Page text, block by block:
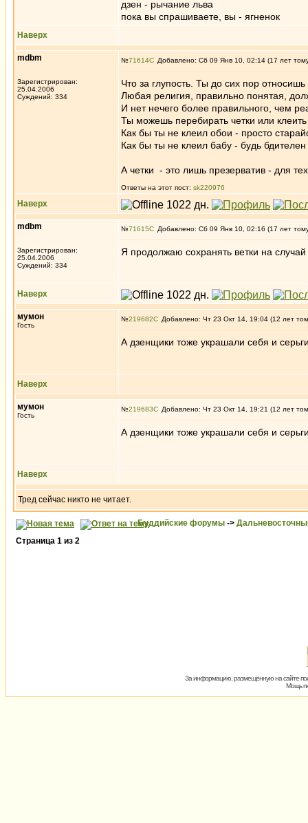
дзен - рычание льва
пока вы спрашиваете, вы - ягненок
Наверх
mdbm
Зарегистрирован:
25.04.2006
Суждений: 334
№71614 Добавлено: Сб 09 Янв 10, 02:14 (17 лет
Что за глупость. Ты до сих пор
Любая религия, правильно понятая,
И нет нечего более правильного, чем
Ты можешь перебирать четки или
Как бы ты не клеил обои - просто
Как бы ты не клеил бабу - будь бдителен
А четки - это лишь презерватив - для
Ответы на этот пост: sk220976
Наверх
mdbm
Зарегистрирован:
25.04.2006
Суждений: 334
№71615 Добавлено: Сб 09 Янв 10, 02:16 (17 лет
Я продолжаю сохранять ветки на
Наверх
мумон
Гость
№219682 Добавлено: Чт 23 Окт 14, 19:04 (12 лет
А дзенщики тоже украшали себя и
Наверх
мумон
Гость
№219683 Добавлено: Чт 23 Окт 14, 19:21 (12 лет
А дзенщики тоже украшали себя и
Наверх
Тред сейчас никто не читает.
Буддийские форумы ->
Страница 1 из 2
За информацию, размещённую на сайте
Мощь